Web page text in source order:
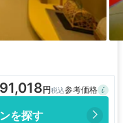
91,018
を探す